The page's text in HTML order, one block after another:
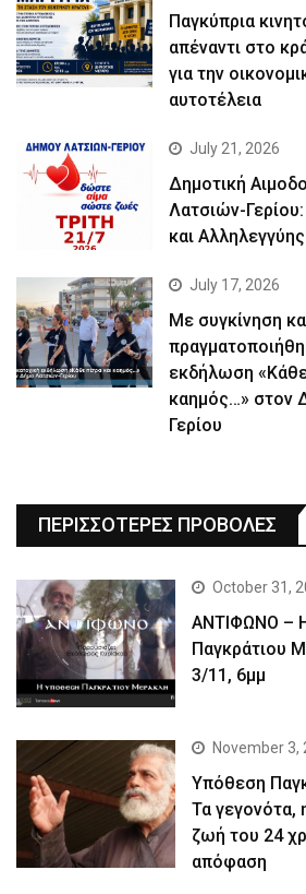
Παγκύπρια
απέναντι στο
για την
αυτοτέλεια
July 21, 2026
Δημοτική
Λατσιών-
και Αλληλεγγύης
July 17, 2026
Με συγκίνηση
εκδήλωση
καημός…» στον
Γερίου
ΠΕΡΙΣΣΟΤΕΡΕΣ ΠΡΟΒΟΛΕΣ
October 31,
ΑΝΤΙΦΩΝΟ –
Παγκράτιου
3/11, 6μμ
November 3,
Yπόθεση
Τα γεγονότα,
ζωή του 24
απόφαση